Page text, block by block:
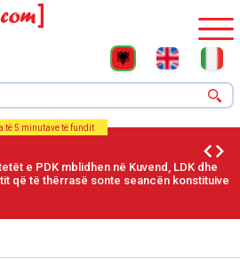
të 5 minutave të fundit
e PDK mblidhen në Kuvend, LDK dhe
që të thërrasë sonte seancën konstituive